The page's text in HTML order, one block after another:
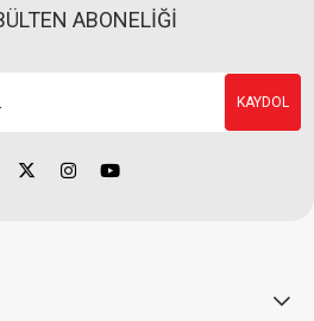
ABONELİĞİ
KAYDOL